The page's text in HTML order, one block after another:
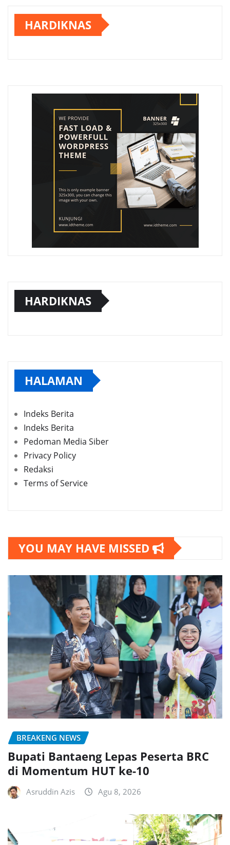
HARDIKNAS
HARDIKNAS
HALAMAN
Indeks Berita
Indeks Berita
Pedoman Media Siber
Privacy Policy
Redaksi
Terms of Service
YOU MAY HAVE MISSED
BREAKENG NEWS
Bupati Bantaeng Lepas Peserta BRC
di Momentum HUT ke-10
Asruddin Azis Agu 8, 2026